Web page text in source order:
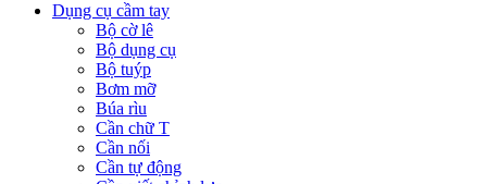
Dụng cụ cầm tay
Bộ cờ lê
Bộ dụng cụ
Bộ tuýp
Bơm mỡ
Búa rìu
Cần chữ T
Cần nối
Cần tự động